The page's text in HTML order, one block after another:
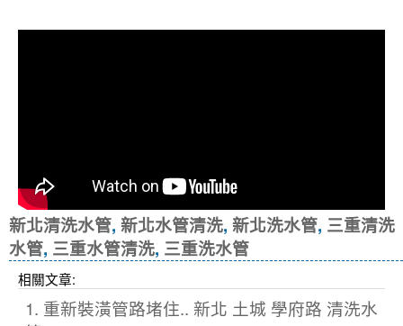
新北清洗水管, 新北水管清洗, 新北洗水管, 三重清洗
水管, 三重水管清洗, 三重洗水管
相關文章:
1. 重新裝潢管路堵住.. 新北 土城 學府路 清洗水